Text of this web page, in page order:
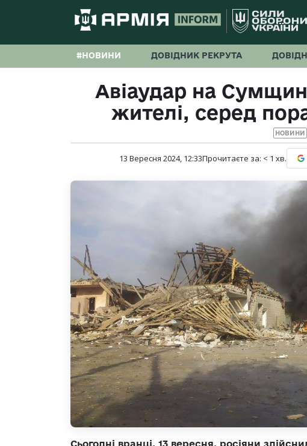
#НОВИНИ ДОВІДНИК РЕКРУТА
Авіаудар на
жителі, серед
НОВИНИ
13 Вересня 2024, 12:33Прочитаєте за: < 1 хв.
Сьогодні вранці, 13 вересня, росіяни